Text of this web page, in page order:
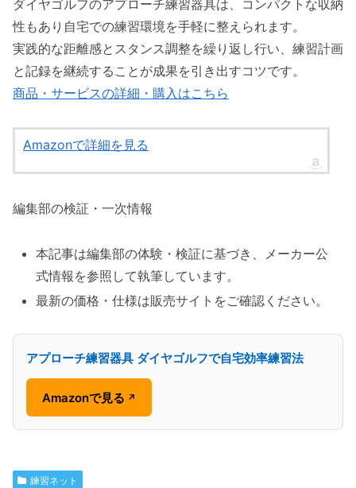
ダイヤゴルフのアプローチ練習器具は、コンパクトな収納
性もあり自宅での練習環境を手軽に整えられます。
実践的な距離感とスタンス調整を繰り返し行い、練習計画
と記録を継続することが成果を引き出すコツです。
商品・サービスの詳細・購入はこちら
Amazonで詳細を見る
編集部の検証・一次情報
本記事は編集部の体験・検証に基づき、メーカー公
式情報を参照して執筆しています。
最新の価格・仕様は販売サイトをご確認ください。
アプローチ練習器具 ダイヤゴルフで自宅効率練習法
Amazonで見る ↗
練習ネット